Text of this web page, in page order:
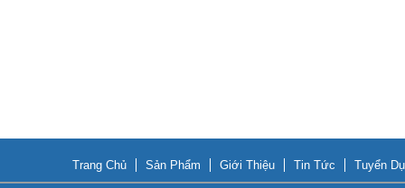
Trang Chủ Sản Phẩm Giới Thiệu Tin Tức Tuyển